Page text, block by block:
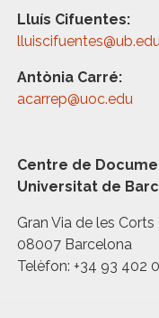
Lluís Cifuentes:
Antònia Carré:
acarrep@uoc.edu
Centre de
Universitat de
Gran Via de les
08007 Barcelona
Telèfon: +34 93 402